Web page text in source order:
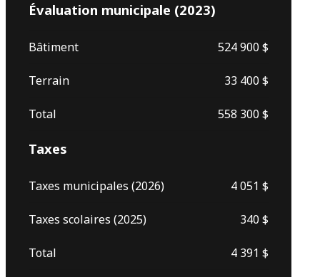
Évaluation municipale (2023)
Bâtiment 524 900 $
Terrain 33 400 $
Total 558 300 $
Taxes
Taxes municipales (2026) 4 051 $
Taxes scolaires (2025) 340 $
Total 4 391 $